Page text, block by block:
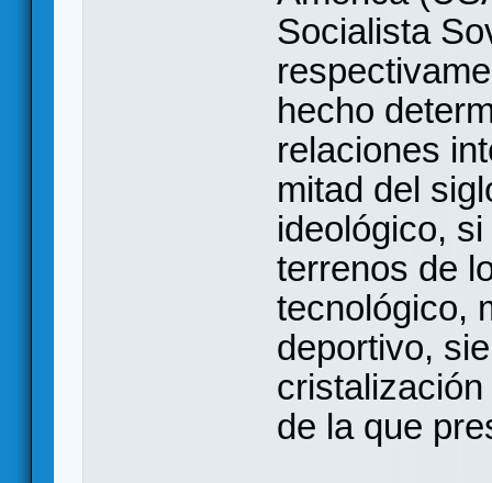
Socialista
hecho
relaciones
mitad del
ideológico,
terrenos de
tecnológico,
deportivo,
de la que